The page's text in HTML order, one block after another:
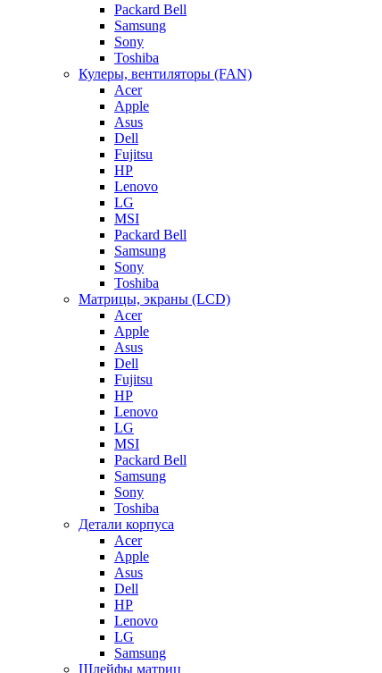
Packard Bell
Samsung
Sony
Toshiba
Кулеры, вентиляторы (FAN)
Acer
Apple
Asus
Dell
Fujitsu
HP
Lenovo
LG
MSI
Packard Bell
Samsung
Sony
Toshiba
Матрицы, экраны (LCD)
Acer
Apple
Asus
Dell
Fujitsu
HP
Lenovo
LG
MSI
Packard Bell
Samsung
Sony
Toshiba
Детали корпуса
Acer
Apple
Asus
Dell
HP
Lenovo
LG
Samsung
Шлейфы матриц